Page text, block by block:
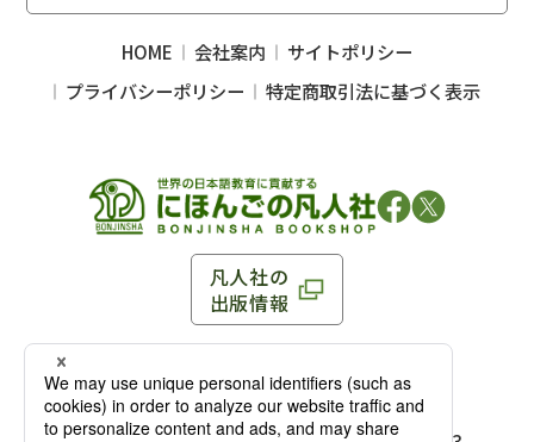
凡人社の
出版情報
〒102-0093 東京都千代田区平河町 1-3-13 8F
TEL：03-3263-3959／FAX：03-3263-3116
HOME 会社案内
サイトポリシー
プライバシーポリシー
特定商取引法に基づく表示